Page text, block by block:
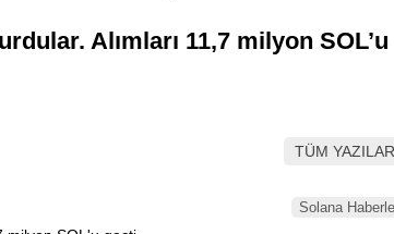
Alımları 11,7 milyon SOL’u
TÜM
Solana